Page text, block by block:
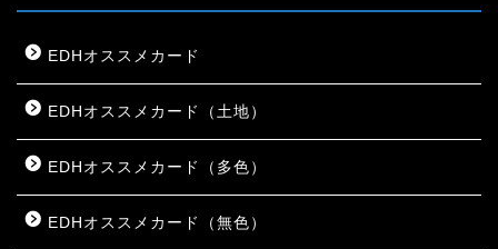
EDHオススメカード
EDHオススメカード（土地）
EDHオススメカード（多色）
EDHオススメカード（無色）